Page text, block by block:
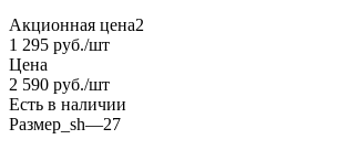
Акционная цена2
1 295 руб./шт
Цена
2 590 руб./шт
Есть в наличии
Размер_sh—27